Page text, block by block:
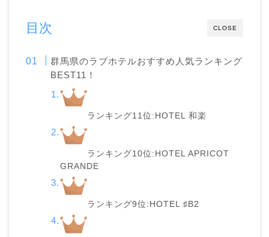
CLOSE
目次
群馬県のラブホテルおすすめ人気ランキング
BEST11！
ランキング11位:HOTEL 和楽
ランキング10位:HOTEL APRICOT
GRANDE
ランキング9位:HOTEL ♯B2